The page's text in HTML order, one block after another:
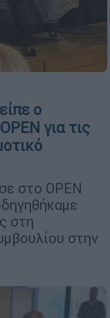
ο
για τις
στο OPEN
στη
στην